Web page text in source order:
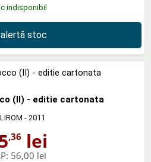
indisponibil
alertă stoc
(II) - editie cartonata
- 2011
,36 lei
56,00 lei